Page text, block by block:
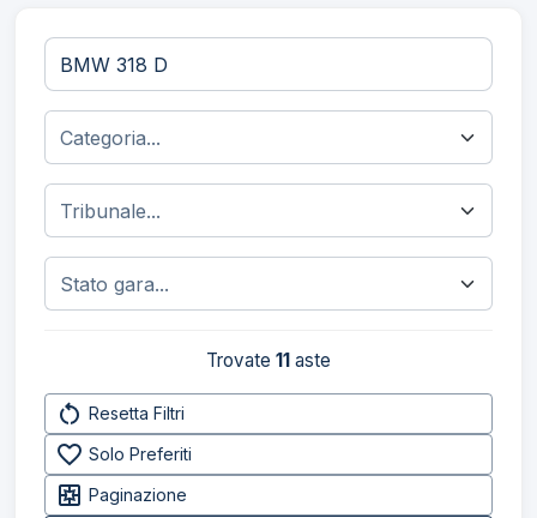
Trovate 11 aste
restart_alt Resetta Filtri
favorite_border Solo Preferiti
pages Paginazione